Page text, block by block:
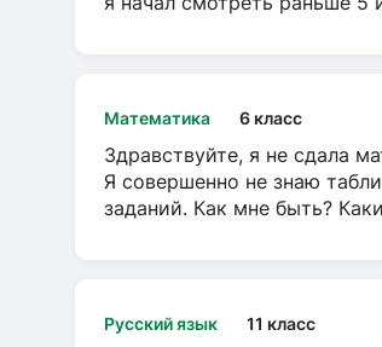
Математика 6 класс
Здравствуйте, я не сдала
Я совершенно не знаю
заданий. Как мне быть?
Русский язык 11 класс